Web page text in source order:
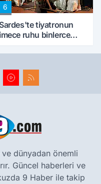
6
Sardes'te tiyatronun
imece ruhu binlerce
dünyadan önemli
Güncel haberleri ve
9 Haber ile takip